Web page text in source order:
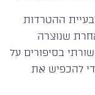
ההטרדות
שנוצרה
בסיפורים על
להכפיש את